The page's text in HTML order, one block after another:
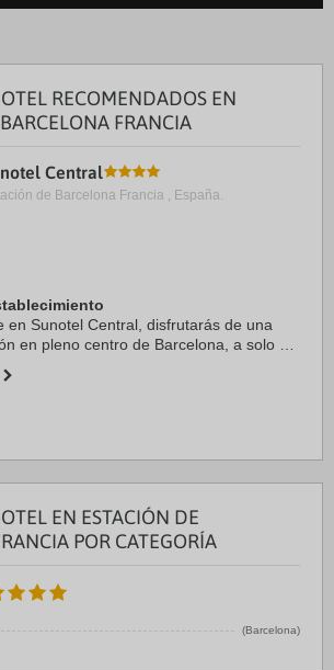
RECOMENDADOS EN
FRANCIA
Central
de Barcelona Francia , España.
en Sunotel Central, disfrutarás de una
en pleno centro de Barcelona, a solo 15
a 1,1 ...
EN ESTACIÓN DE
POR CATEGORÍA
(Barcelona)